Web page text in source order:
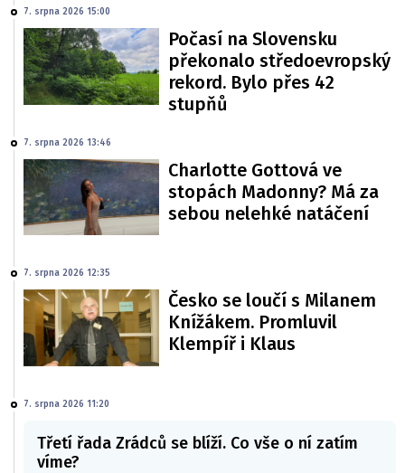
7. srpna 2026 15:00
Počasí na Slovensku
překonalo středoevropský
rekord. Bylo přes 42
stupňů
7. srpna 2026 13:46
Charlotte Gottová ve
stopách Madonny? Má za
sebou nelehké natáčení
7. srpna 2026 12:35
Česko se loučí s Milanem
Knížákem. Promluvil
Klempíř i Klaus
7. srpna 2026 11:20
Třetí řada Zrádců se blíží. Co vše o ní zatím
víme?